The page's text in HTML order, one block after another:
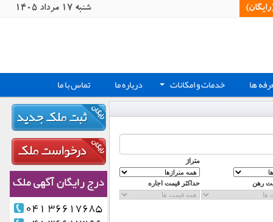
شنبه 17 مرداد 1405
ها + خدمات و امکانات درباره ما تماس با ما
متراژ
رهن حداکثر قیمت اجاره